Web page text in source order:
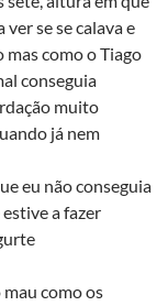
se se calava e
mas como o Tiago
conseguia
muito
já nem
eu não conseguia
a fazer
como os